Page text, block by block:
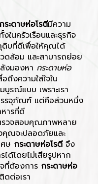
ระดาษห่อโรตีมีความ
ในครัวเรือนและธุรกิจ
ดิบที่ดีเพื่อให้คุณได้
ดล้อม และสามารถย่อย
งมองหา กระดาษห่อ
งความใส่ใจใน
รณ์แบบ เพราะเรา
รจุภัณฑ์ แต่คือส่วนหนึ่ง
ารที่ดี
รวจสอบคุณภาพหลาย
คุณจะปลอดภัยและ
ษ กระดาษห่อโรตี จึง
ได้โดยไม่เสียรูปหาก
ที่ต้องการ กระดาษห่อ
ดต่อเรา